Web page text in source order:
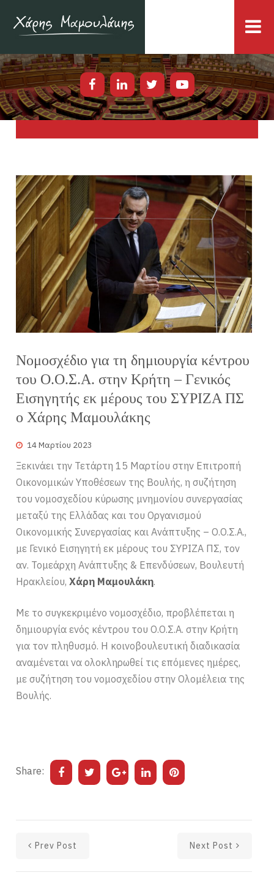
Νομοσχέδιο για τη δημιουργία κέντρου
του Ο.Ο.Σ.Α. στην Κρήτη – Γενικός
Εισηγητής εκ μέρους του ΣΥΡΙΖΑ ΠΣ
ο Χάρης Μαμουλάκης
14 Μαρτίου 2023
Ξεκινάει την Τετάρτη 15 Μαρτίου στην Επιτροπή
Οικονομικών Υποθέσεων της Βουλής, η συζήτηση
του νομοσχεδίου κύρωσης μνημονίου συνεργασίας
μεταξύ της Ελλάδας και του Οργανισμού
Οικονομικής Συνεργασίας και Ανάπτυξης – Ο.Ο.Σ.Α.,
με Γενικό Εισηγητή εκ μέρους του ΣΥΡΙΖΑ ΠΣ, τον
αν. Τομεάρχη Ανάπτυξης & Επενδύσεων, Βουλευτή
Ηρακλείου,Χάρη Μαμουλάκη.
Με το συγκεκριμένο νομοσχέδιο, προβλέπεται η
δημιουργία ενός κέντρου του Ο.Ο.Σ.Α. στην Κρήτη
για τον πληθυσμό. Η κοινοβουλευτική διαδικασία
αναμένεται να ολοκληρωθεί τις επόμενες ημέρες,
με συζήτηση του νομοσχεδίου στην Ολομέλεια της
Βουλής.
Share:
Prev Post Next Post